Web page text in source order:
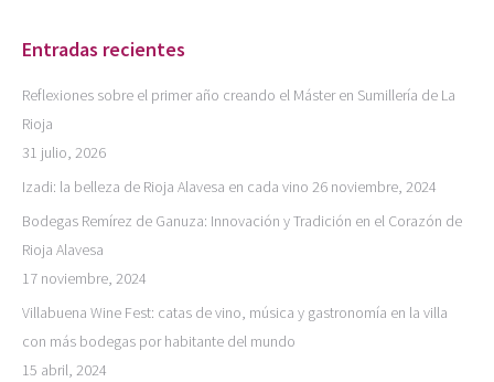
Entradas recientes
Reflexiones sobre el primer año creando el Máster en Sumillería de La
Rioja
31 julio, 2026
Izadi: la belleza de Rioja Alavesa en cada vino 26 noviembre, 2024
Bodegas Remírez de Ganuza: Innovación y Tradición en el Corazón de
Rioja Alavesa
17 noviembre, 2024
Villabuena Wine Fest: catas de vino, música y gastronomía en la villa
con más bodegas por habitante del mundo
15 abril, 2024